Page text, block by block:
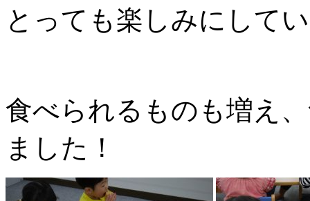
とっても楽しみにして
食べられるものも増え
ました！